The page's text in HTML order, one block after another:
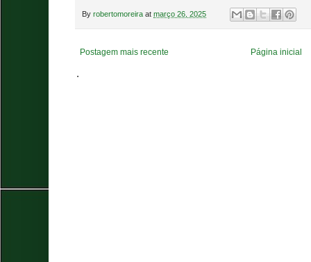
By robertomoreira at março 26, 2025
Postagem mais recente Página inicial
.